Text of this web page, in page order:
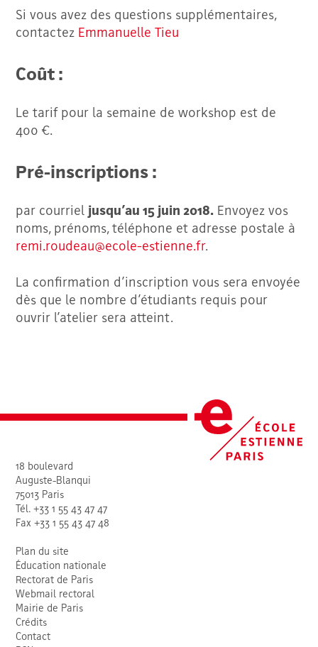
Si vous avez des questions supplémentaires,
contactez Emmanuelle Tieu
Coût :
Le tarif pour la semaine de workshop est de
400 €.
Pré-inscriptions :
par courriel jusqu’au 15 juin 2018. Envoyez vos
noms, prénoms, téléphone et adresse postale à
remi.roudeau@ecole-estienne.fr.
La confirmation d’inscription vous sera envoyée
dès que le nombre d’étudiants requis pour
ouvrir l’atelier sera atteint.
18 boulevard
Auguste-Blanqui
75013 Paris
Tél. +33 1 55 43 47 47
Fax +33 1 55 43 47 48
Plan du site
Éducation nationale
Rectorat de Paris
Webmail rectoral
Mairie de Paris
Crédits
Contact